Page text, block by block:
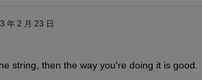
年 2 月 23 日
string, then the way you're doing it is good.